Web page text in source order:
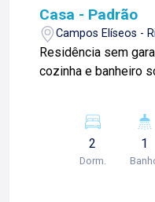
nós somos a
o que vale é o
tomar um café
lojas: Lago Vendas -
Arantes, 644.
Casa - Padrão
Campos Elíseos -
Residência sem
cozinha e banheiro
2
Dorm.
1